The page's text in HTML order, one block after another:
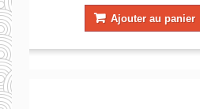
Ajouter au panier